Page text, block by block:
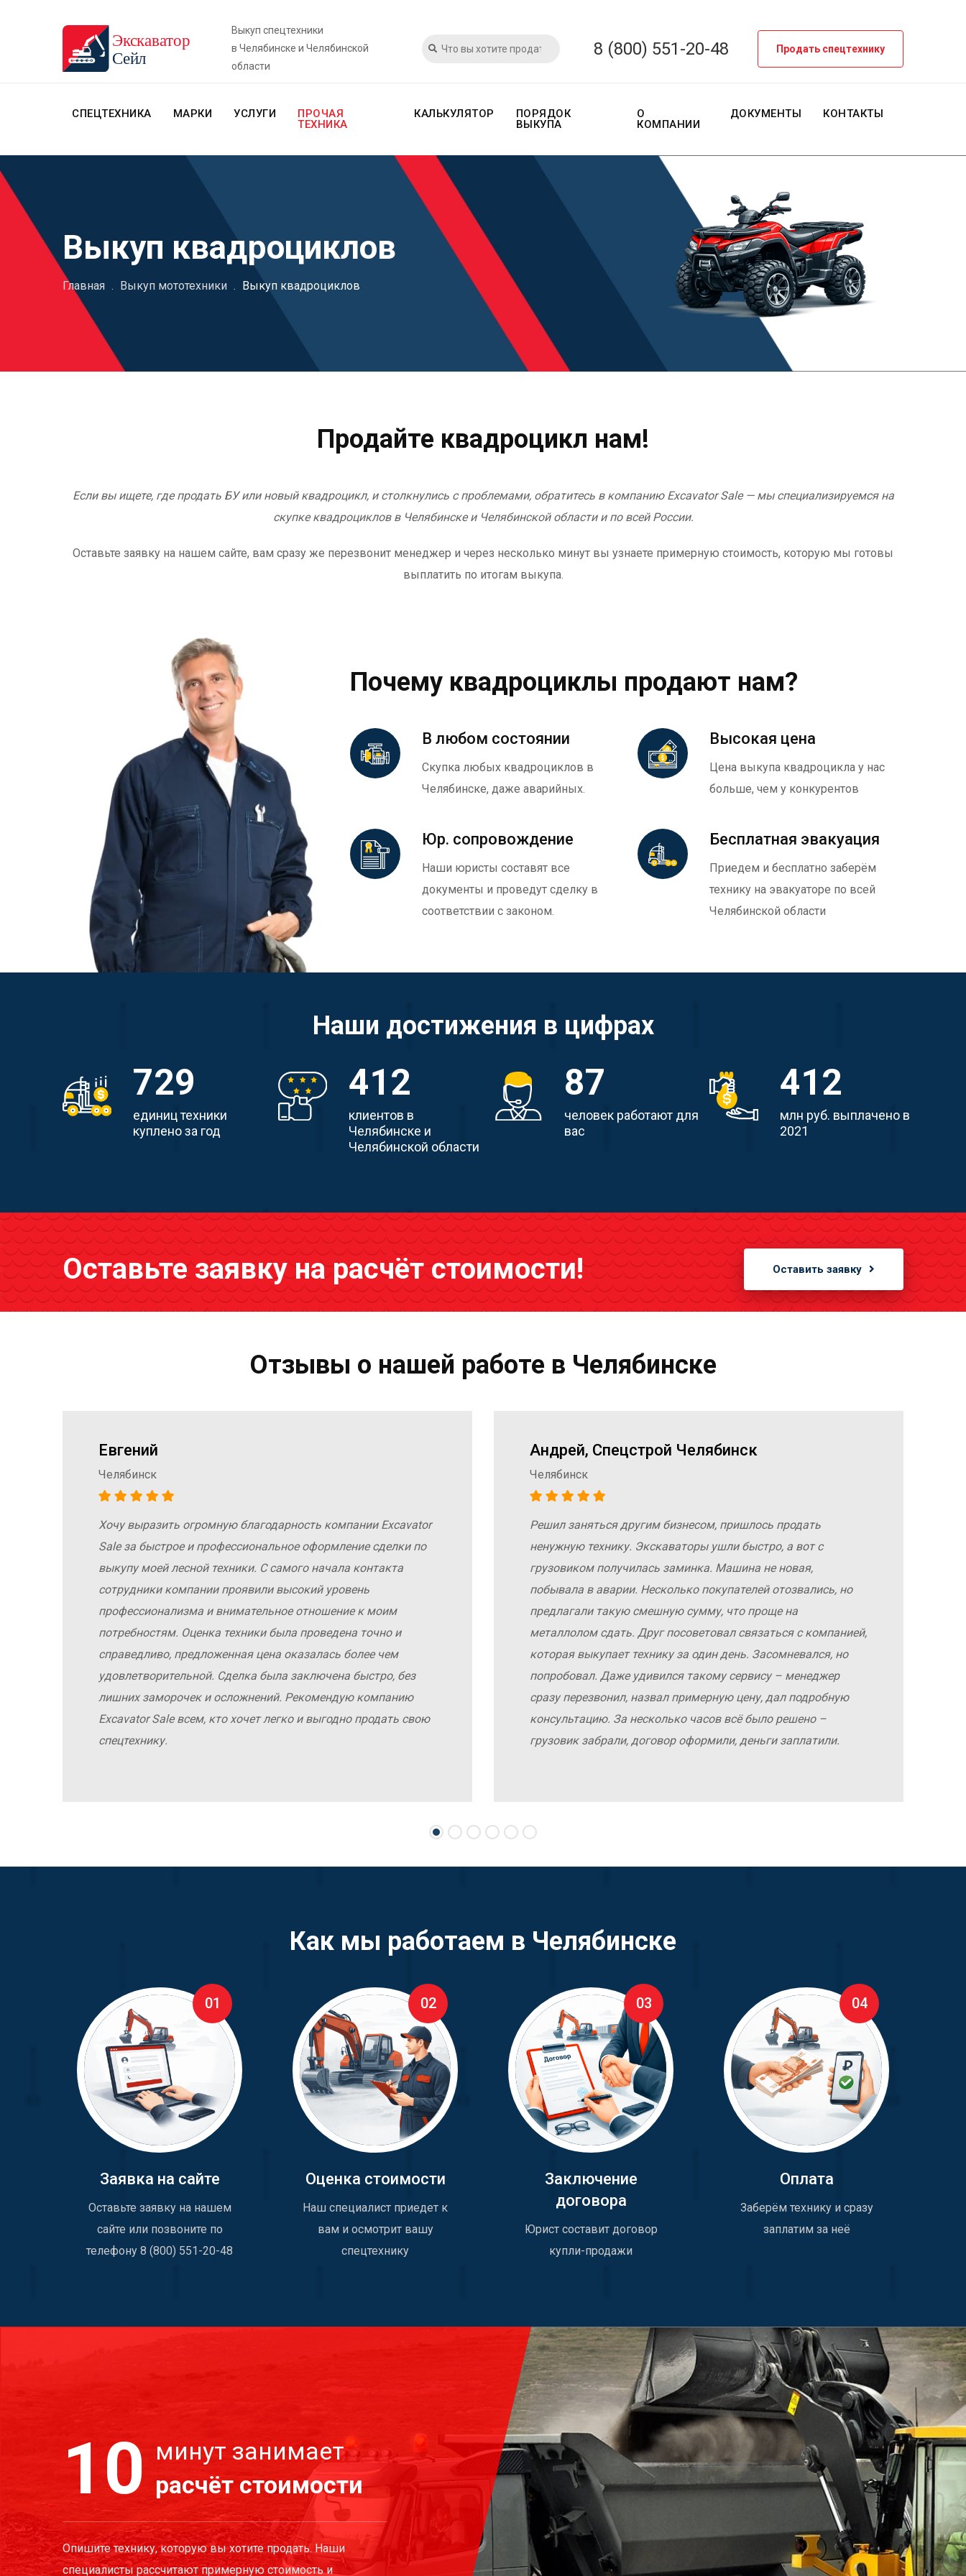
Выкуп спецтехники
в Челябинске и Челябинской
области
8 (800) 551-20-48 Продать спецтехнику
СПЕЦТЕХНИКА МАРКИ УСЛУГИ
ПРОЧАЯ
ТЕХНИКА
КАЛЬКУЛЯТОР
ПОРЯДОК
ВЫКУПА
О
КОМПАНИИ
ДОКУМЕНТЫ КОНТАКТЫ
Выкуп квадроциклов
Главная . Выкуп мототехники . Выкуп квадроциклов
Продайте квадроцикл нам!
Если вы ищете, где продать БУ или новый квадроцикл, и столкнулись с проблемами, обратитесь в компанию Excavator Sale — мы специализируемся на
скупке квадроциклов в Челябинске и Челябинской области и по всей России.
Оставьте заявку на нашем сайте, вам сразу же перезвонит менеджер и через несколько минут вы узнаете примерную стоимость, которую мы готовы
выплатить по итогам выкупа.
Почему квадроциклы продают нам?
В любом состоянии
Скупка любых квадроциклов в
Челябинске, даже аварийных.
Высокая цена
Цена выкупа квадроцикла у нас
больше, чем у конкурентов
Юр. сопровождение
Наши юристы составят все
документы и проведут сделку в
соответствии с законом.
Бесплатная эвакуация
Приедем и бесплатно заберём
технику на эвакуаторе по всей
Челябинской области
Наши достижения в цифрах
729
единиц техники
куплено за год
412
клиентов в
Челябинске и
Челябинской области
87
человек работают для
вас
412
млн руб. выплачено в
2021
Оставьте заявку на расчёт стоимости! Оставить заявку
Отзывы о нашей работе в Челябинске
Евгений
Челябинск
Хочу выразить огромную благодарность компании Excavator
Sale за быстрое и профессиональное оформление сделки по
выкупу моей лесной техники. С самого начала контакта
сотрудники компании проявили высокий уровень
профессионализма и внимательное отношение к моим
потребностям. Оценка техники была проведена точно и
справедливо, предложенная цена оказалась более чем
удовлетворительной. Сделка была заключена быстро, без
лишних заморочек и осложнений. Рекомендую компанию
Excavator Sale всем, кто хочет легко и выгодно продать свою
спецтехнику.
Андрей, Спецстрой Челябинск
Челябинск
Решил заняться другим бизнесом, пришлось продать
ненужную технику. Экскаваторы ушли быстро, а вот с
грузовиком получилась заминка. Машина не новая,
побывала в аварии. Несколько покупателей отозвались, но
предлагали такую смешную сумму, что проще на
металлолом сдать. Друг посоветовал связаться с компанией,
которая выкупает технику за один день. Засомневался, но
попробовал. Даже удивился такому сервису – менеджер
сразу перезвонил, назвал примерную цену, дал подробную
консультацию. За несколько часов всё было решено –
грузовик забрали, договор оформили, деньги заплатили.
Как мы работаем в Челябинске
01
Заявка на сайте
Оставьте заявку на нашем
сайте или позвоните по
телефону 8 (800) 551-20-48
02
Оценка стоимости
Наш специалист приедет к
вам и осмотрит вашу
спецтехнику
03
Заключение
договора
Юрист составит договор
купли-продажи
04
Оплата
Заберём технику и сразу
заплатим за неё
10 минут занимает
расчёт стоимости
Опишите технику, которую вы хотите продать. Наши
специалисты рассчитают примерную стоимость и